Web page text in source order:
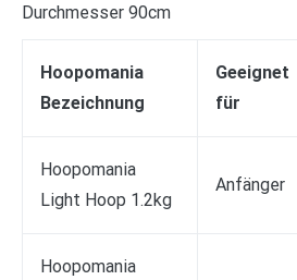
Durchmesser 90cm
Hoopomania
Bezeichnung
Geeignet
für
Hoopomania
Light Hoop 1.2kg
Anfänger
Hoopomania